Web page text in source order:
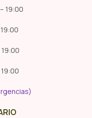
19:00
19:00